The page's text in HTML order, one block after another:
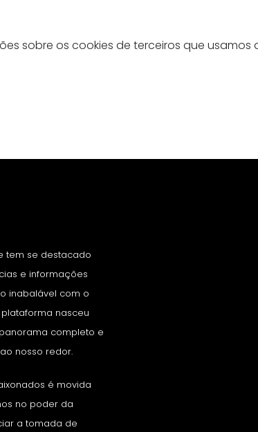
sobre os cookies de terceiros que usamos
tem se destacado
e informações
inabalável com o
nasceu
completo e
nosso redor.
é movida
no poder da
a tomada de